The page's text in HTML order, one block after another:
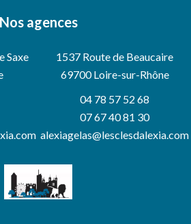
Nos agences
Saxe
1537 Route de Beaucaire
69700 Loire-sur-Rhône
04 78 57 52 68
07 67 40 81 30
alexiagelas@lesclesdalexia.com